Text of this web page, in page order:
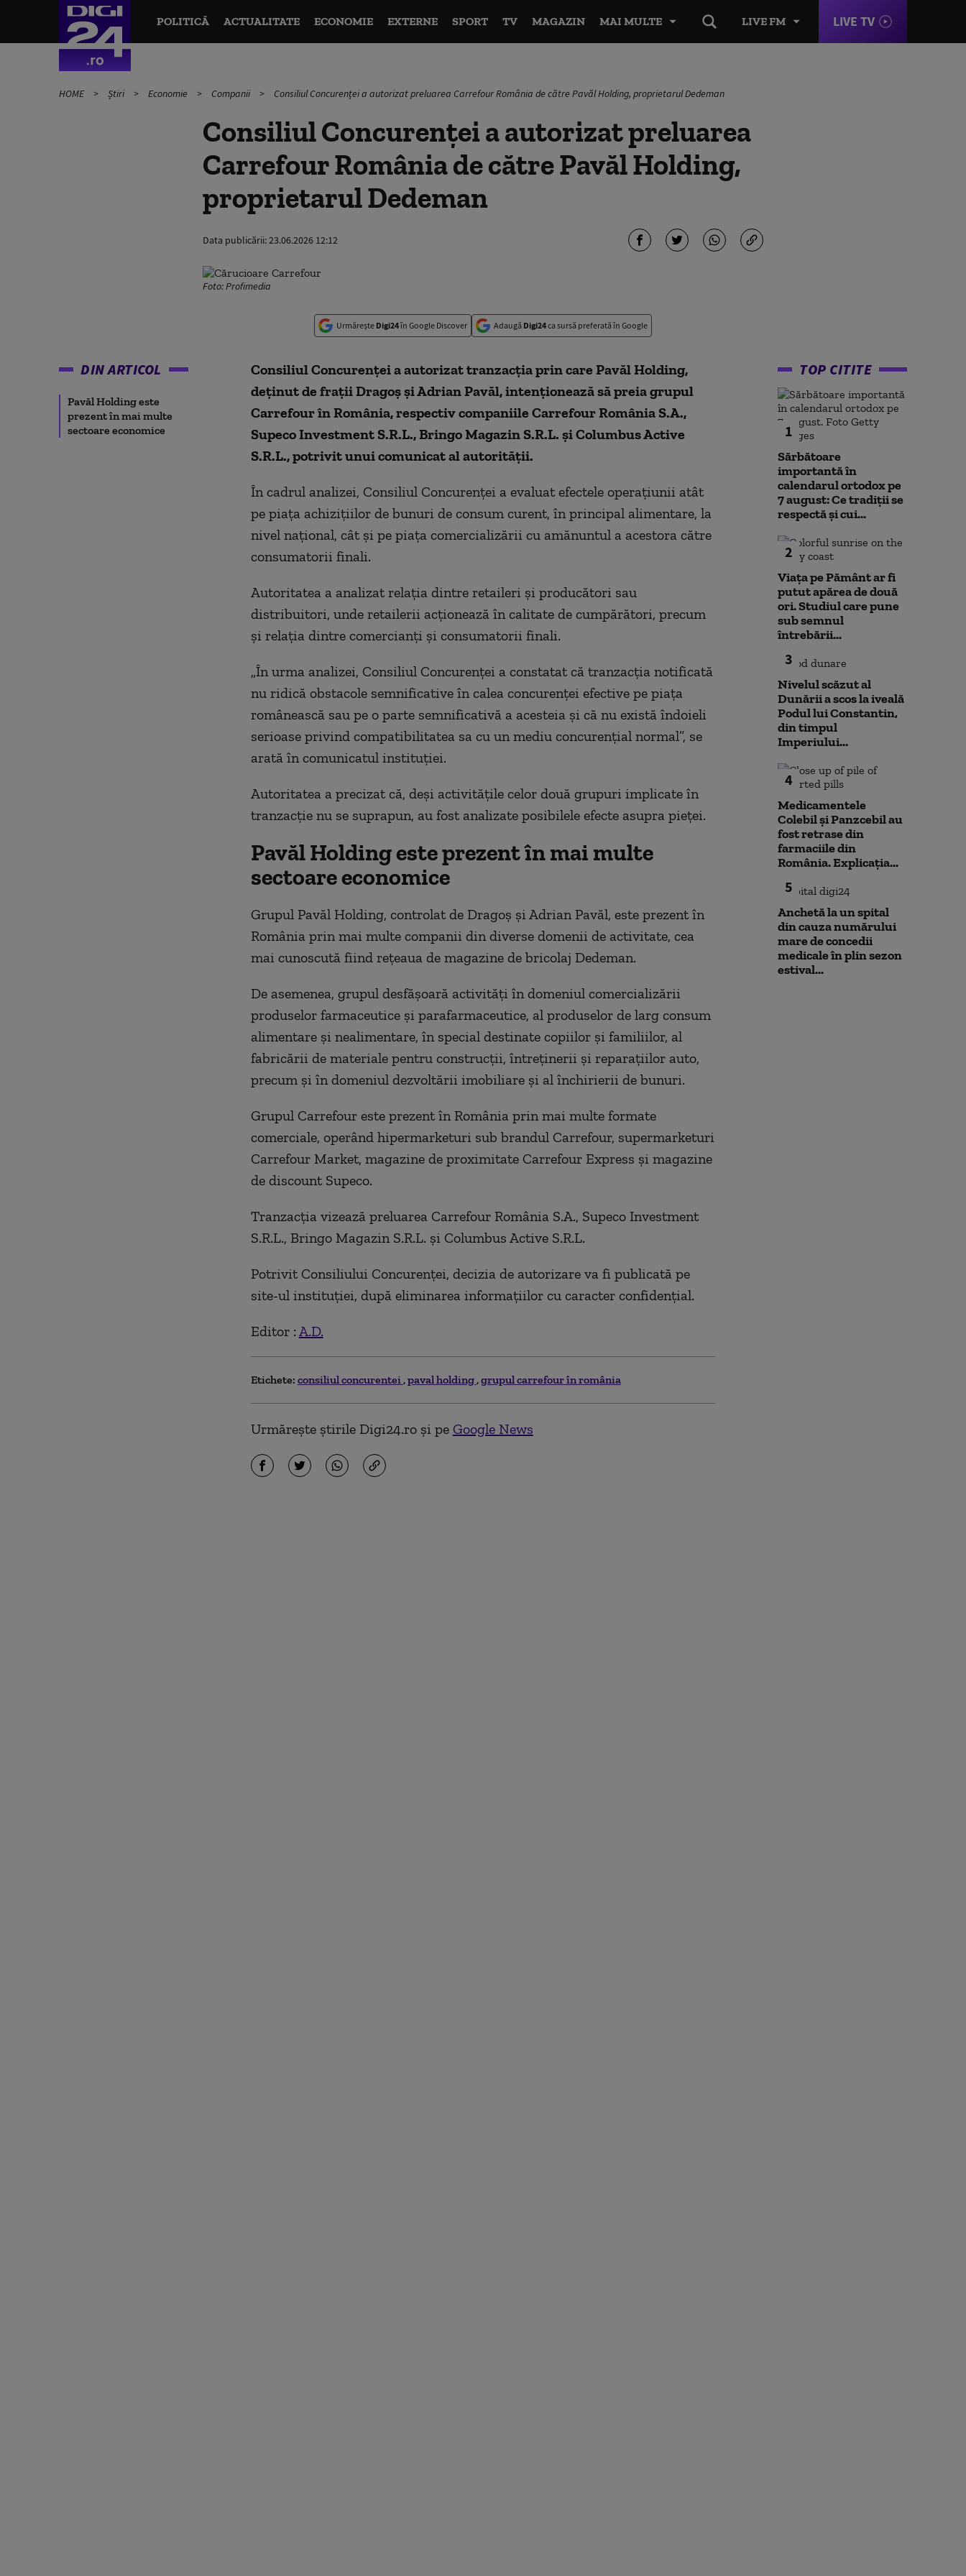
LIVE FM LIVE TV
POLITICĂ ACTUALITATE ECONOMIE EXTERNE SPORT TV MAGAZIN MAI MULTE
HOME Știri Economie Companii Consiliul Concurenței a autorizat preluarea Carrefour România de către Pavăl Holding, proprietarul Dedeman
Consiliul Concurenței a autorizat preluarea
Carrefour România de către Pavăl Holding,
proprietarul Dedeman
Data publicării:23.06.2026 12:12
Foto: Profimedia
Urmărește Digi24în Google Discover Adaugă Digi24ca sursă preferată în Google
DIN ARTICOL
Pavăl Holding este
prezent în mai multe
sectoare economice
Consiliul Concurenței a autorizat tranzacția prin care Pavăl Holding,
deținut de frații Dragoș și Adrian Pavăl, intenționează să preia grupul
Carrefour în România, respectiv companiile Carrefour România S.A.,
Supeco Investment S.R.L., Bringo Magazin S.R.L. și Columbus Active
S.R.L., potrivit unui comunicat al autorității.
În cadrul analizei, Consiliul Concurenței a evaluat efectele operațiunii atât
pe piața achizițiilor de bunuri de consum curent, în principal alimentare, la
nivel național, cât și pe piața comercializării cu amănuntul a acestora către
consumatorii finali.
Autoritatea a analizat relația dintre retaileri și producători sau
distribuitori, unde retailerii acționează în calitate de cumpărători, precum
și relația dintre comercianți și consumatorii finali.
„În urma analizei, Consiliul Concurenței a constatat că tranzacția notificată
nu ridică obstacole semnificative în calea concurenței efective pe piața
românească sau pe o parte semnificativă a acesteia și că nu există îndoieli
serioase privind compatibilitatea sa cu un mediu concurențial normal”, se
arată în comunicatul instituției.
Autoritatea a precizat că, deși activitățile celor două grupuri implicate în
tranzacție nu se suprapun, au fost analizate posibilele efecte asupra pieței.
Pavăl Holding este prezent în mai multe
sectoare economice
Grupul Pavăl Holding, controlat de Dragoș și Adrian Pavăl, este prezent în
România prin mai multe companii din diverse domenii de activitate, cea
mai cunoscută fiind rețeaua de magazine de bricolaj Dedeman.
De asemenea, grupul desfășoară activități în domeniul comercializării
produselor farmaceutice și parafarmaceutice, al produselor de larg consum
alimentare și nealimentare, în special destinate copiilor și familiilor, al
fabricării de materiale pentru construcții, întreținerii și reparațiilor auto,
precum și în domeniul dezvoltării imobiliare și al închirierii de bunuri.
Grupul Carrefour este prezent în România prin mai multe formate
comerciale, operând hipermarketuri sub brandul Carrefour, supermarketuri
Carrefour Market, magazine de proximitate Carrefour Express și magazine
de discount Supeco.
Tranzacția vizează preluarea Carrefour România S.A., Supeco Investment
S.R.L., Bringo Magazin S.R.L. și Columbus Active S.R.L.
Potrivit Consiliului Concurenței, decizia de autorizare va fi publicată pe
site-ul instituției, după eliminarea informațiilor cu caracter confidențial.
Editor : A.D.
Etichete: consiliul concurentei paval holding grupul carrefour în românia
Urmărește știrile Digi24.ro și pe Google News
TOP CITITE
1
Sărbătoare
importantă în
calendarul ortodox pe
7 august: Ce tradiții se
respectă și cui...
2
Viața pe Pământ ar fi
putut apărea de două
ori. Studiul care pune
sub semnul
întrebării...
3
Nivelul scăzut al
Dunării a scos la iveală
Podul lui Constantin,
din timpul
Imperiului...
4
Medicamentele
Colebil și Panzcebil au
fost retrase din
farmaciile din
România. Explicația...
5
Anchetă la un spital
din cauza numărului
mare de concedii
medicale în plin sezon
estival...